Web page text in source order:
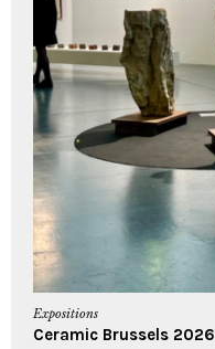
Expositions
Ceramic Brussels 2026